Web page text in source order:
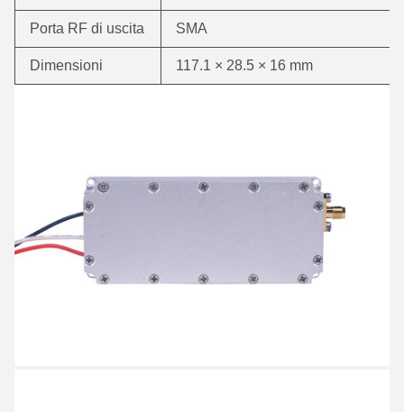
Porta RF di uscita SMA
Dimensioni 117.1 × 28.5 × 16 mm